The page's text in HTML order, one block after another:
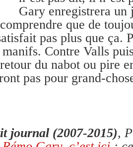
Gary enregistrera un
que de
pas plus que ça.
manifs. Contre Valls
du nabot ou pire
pas pour grand-
journal (2007-2015),